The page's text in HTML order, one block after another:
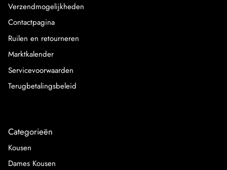
Verzendmogelijkheden
Contactpagina
Ruilen en retourneren
Marktkalender
Servicevoorwaarden
Terugbetalingsbeleid
Categorieën
Kousen
Dames Kousen